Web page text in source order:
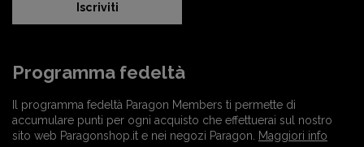
Iscriviti
Programma fedeltà
Il programma fedeltà Paragon Members ti permette di
accumulare punti per ogni acquisto che effettuerai sul nostro
sito web Paragonshop.it e nei negozi Paragon.
Maggiori info